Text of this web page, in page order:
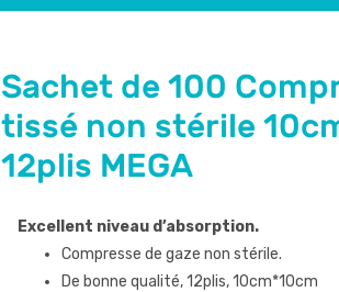
Sachet de 100
tissé non stérile
12plis MEGA
Excellent niveau d’absorption.
Compresse de gaze non stérile.
De bonne qualité, 12plis, 10cm*10cm